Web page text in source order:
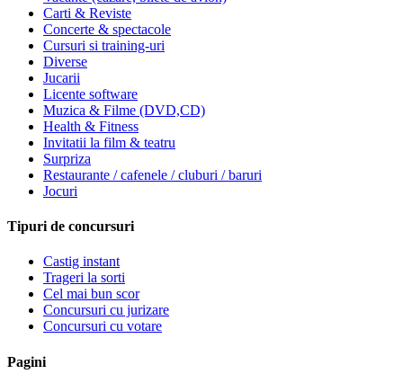
Carti & Reviste
Concerte & spectacole
Cursuri si training-uri
Diverse
Jucarii
Licente software
Muzica & Filme (DVD,CD)
Health & Fitness
Invitatii la film & teatru
Surpriza
Restaurante / cafenele / cluburi / baruri
Jocuri
Tipuri de concursuri
Castig instant
Trageri la sorti
Cel mai bun scor
Concursuri cu jurizare
Concursuri cu votare
Pagini